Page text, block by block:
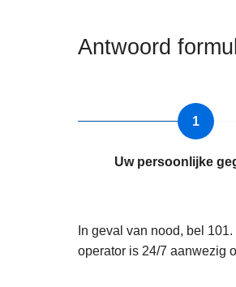
Antwoord
Uw persoonlijke
In geval van nood, bel
operator is 24/7 aanwezig